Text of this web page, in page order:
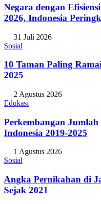
Negara dengan
2026, Indonesia
31 Juli 2026
Sosial
10 Taman Paling
2025
2 Agustus 2026
Edukasi
Perkembangan
Indonesia 2019-2025
1 Agustus 2026
Sosial
Angka Pernikahan di
Sejak 2021